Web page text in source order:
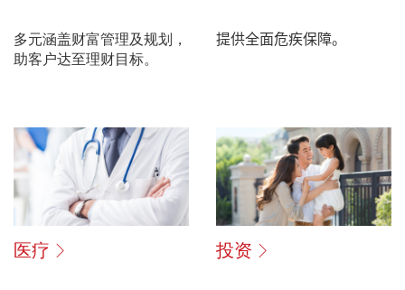
多元涵盖财富管理及规划，
助客户达至理财目标。
提供全面危疾保障。
医疗 投资